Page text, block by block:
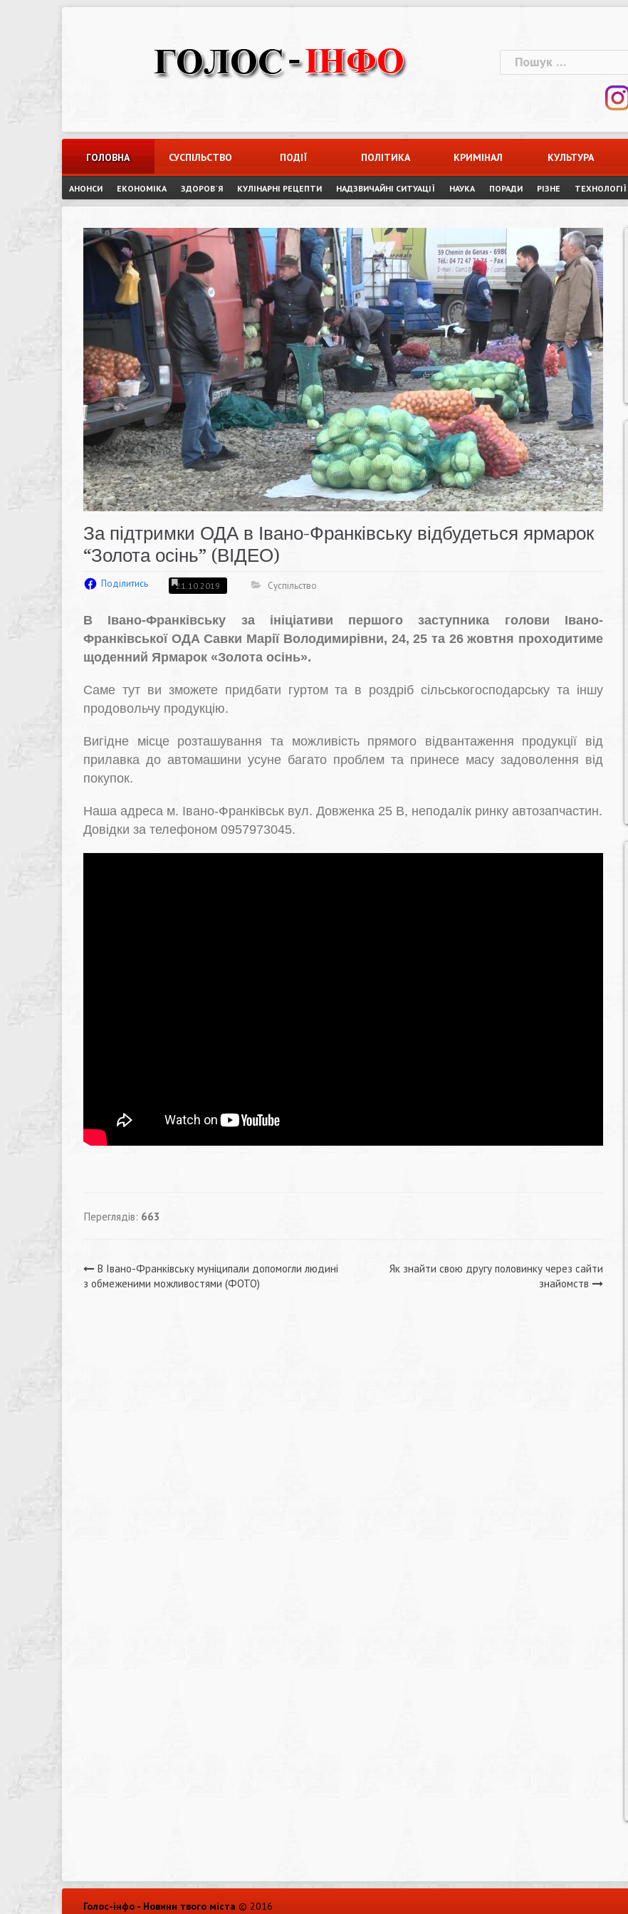
Пошук:
ГОЛОВНА СУСПІЛЬСТВО ПОДІЇ ПОЛІТИКА КРИМІНАЛ КУЛЬТУРА
АНОНСИ ЕКОНОМІКА ЗДОРОВ`Я КУЛІНАРНІ РЕЦЕПТИ НАДЗВИЧАЙНІ СИТУАЦІЇ НАУКА ПОРАДИ РІЗНЕ ТЕХНОЛОГІЇ
За підтримки ОДА в Івано-Франківську відбудеться ярмарок
“Золота осінь” (ВІДЕО)
Поділитись 21.10.2019 Суспільство
В Івано-Франківську за ініціативи першого заступника голови Івано-
Франківської ОДА Савки Марії Володимирівни, 24, 25 та 26 жовтня проходитиме
щоденний Ярмарок «Золота осінь».
Саме тут ви зможете придбати гуртом та в роздріб сільськогосподарську та іншу
продовольчу продукцію.
Вигідне місце розташування та можливість прямого відвантаження продукції від
прилавка до автомашини усуне багато проблем та принесе масу задоволення від
покупок.
Наша адреса м. Івано-Франківськ вул. Довженка 25 В, неподалік ринку автозапчастин.
Довідки за телефоном 0957973045.
Переглядів: 663
Навігація
В Івано-Франківську муніципали допомогли людині
з обмеженими можливостями (ФОТО)
Як знайти свою другу половинку через сайти
знайомств
Голос-інфо - Новини твого міста © 2016